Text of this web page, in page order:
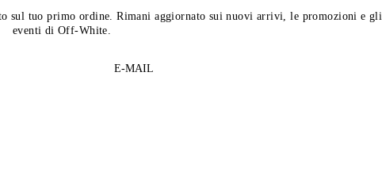
sul tuo primo ordine. Rimani aggiornato sui nuovi arrivi, le promozioni e gli
eventi di Off-White.
E-MAIL